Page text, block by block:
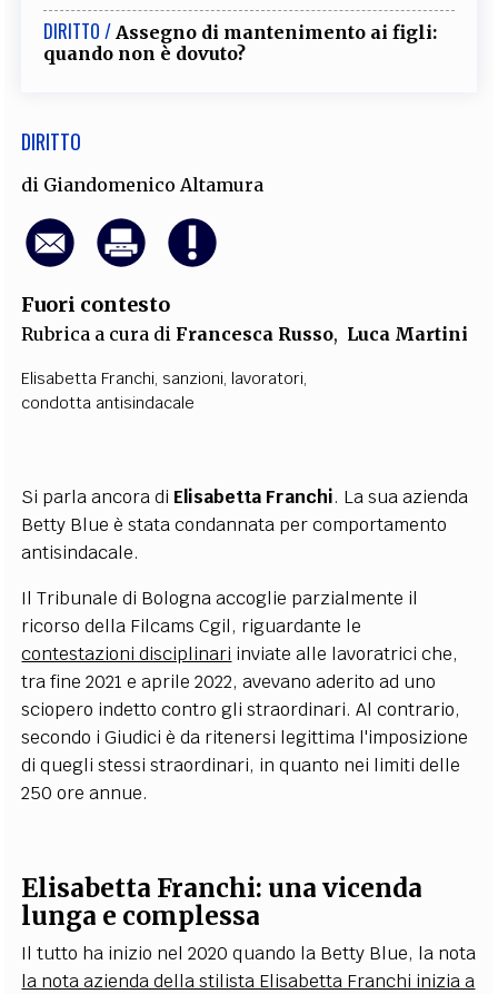
DIRITTO / Assegno di mantenimento ai figli:
quando non è dovuto?
DIRITTO
di Giandomenico Altamura
Fuori contesto
Rubrica a cura di Francesca Russo, Luca Martini
Elisabetta Franchi,sanzioni, lavoratori,
condotta antisindacale
Si parla ancora di Elisabetta Franchi. La sua azienda
Betty Blue è stata condannata per comportamento
antisindacale.
Il Tribunale di Bologna accoglie parzialmente il
ricorso della Filcams Cgil, riguardante le
contestazioni disciplinari inviate alle lavoratrici che,
tra fine 2021 e aprile 2022, avevano aderito ad uno
sciopero indetto contro gli straordinari. Al contrario,
secondo i Giudici è da ritenersi legittima l'imposizione
di quegli stessi straordinari, in quanto nei limiti delle
250 ore annue.
Elisabetta Franchi: una vicenda
lunga e complessa
Il tutto ha inizio nel 2020 quando la Betty Blue, la nota
la nota azienda della stilista Elisabetta Franchi inizia a